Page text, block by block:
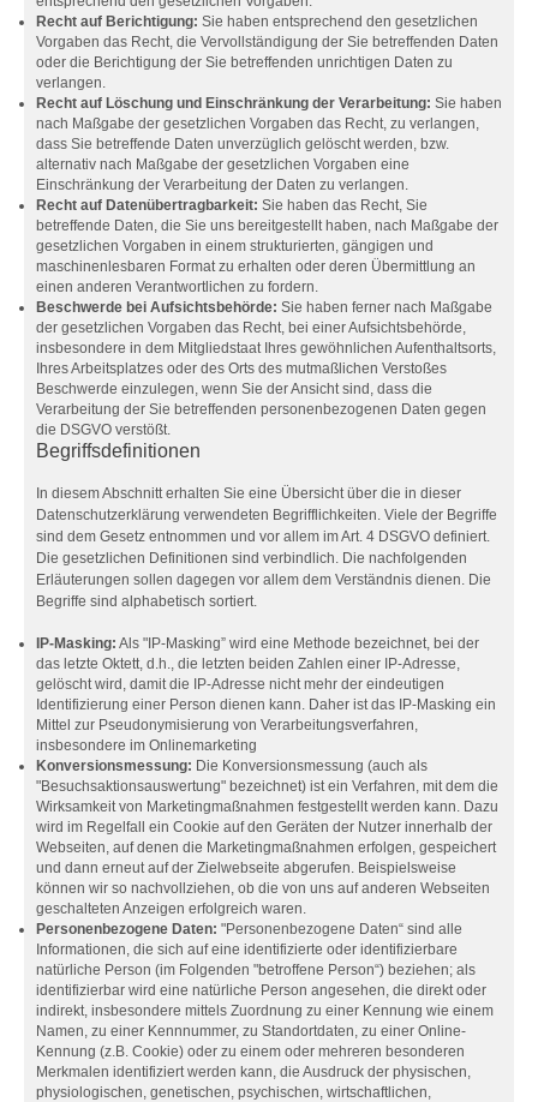
Recht auf Berichtigung: Sie haben entsprechend den gesetzlichen
Vorgaben das Recht, die Vervollständigung der Sie betreffenden Daten
oder die Berichtigung der Sie betreffenden unrichtigen Daten zu
verlangen.
Recht auf Löschung und Einschränkung der Verarbeitung: Sie haben
nach Maßgabe der gesetzlichen Vorgaben das Recht, zu verlangen,
dass Sie betreffende Daten unverzüglich gelöscht werden, bzw.
alternativ nach Maßgabe der gesetzlichen Vorgaben eine
Einschränkung der Verarbeitung der Daten zu verlangen.
Recht auf Datenübertragbarkeit: Sie haben das Recht, Sie
betreffende Daten, die Sie uns bereitgestellt haben, nach Maßgabe der
gesetzlichen Vorgaben in einem strukturierten, gängigen und
maschinenlesbaren Format zu erhalten oder deren Übermittlung an
einen anderen Verantwortlichen zu fordern.
Beschwerde bei Aufsichtsbehörde: Sie haben ferner nach Maßgabe
der gesetzlichen Vorgaben das Recht, bei einer Aufsichtsbehörde,
insbesondere in dem Mitgliedstaat Ihres gewöhnlichen Aufenthaltsorts,
Ihres Arbeitsplatzes oder des Orts des mutmaßlichen Verstoßes
Beschwerde einzulegen, wenn Sie der Ansicht sind, dass die
Verarbeitung der Sie betreffenden personenbezogenen Daten gegen
die DSGVO verstößt.
Begriffsdefinitionen
In diesem Abschnitt erhalten Sie eine Übersicht über die in dieser
Datenschutzerklärung verwendeten Begrifflichkeiten. Viele der Begriffe
sind dem Gesetz entnommen und vor allem im Art. 4 DSGVO definiert.
Die gesetzlichen Definitionen sind verbindlich. Die nachfolgenden
Erläuterungen sollen dagegen vor allem dem Verständnis dienen. Die
Begriffe sind alphabetisch sortiert.
IP-Masking: Als "IP-Masking” wird eine Methode bezeichnet, bei der
das letzte Oktett, d.h., die letzten beiden Zahlen einer IP-Adresse,
gelöscht wird, damit die IP-Adresse nicht mehr der eindeutigen
Identifizierung einer Person dienen kann. Daher ist das IP-Masking ein
Mittel zur Pseudonymisierung von Verarbeitungsverfahren,
insbesondere im Onlinemarketing
Konversionsmessung: Die Konversionsmessung (auch als
"Besuchsaktionsauswertung" bezeichnet) ist ein Verfahren, mit dem die
Wirksamkeit von Marketingmaßnahmen festgestellt werden kann. Dazu
wird im Regelfall ein Cookie auf den Geräten der Nutzer innerhalb der
Webseiten, auf denen die Marketingmaßnahmen erfolgen, gespeichert
und dann erneut auf der Zielwebseite abgerufen. Beispielsweise
können wir so nachvollziehen, ob die von uns auf anderen Webseiten
geschalteten Anzeigen erfolgreich waren.
Personenbezogene Daten: "Personenbezogene Daten“ sind alle
Informationen, die sich auf eine identifizierte oder identifizierbare
natürliche Person (im Folgenden "betroffene Person“) beziehen; als
identifizierbar wird eine natürliche Person angesehen, die direkt oder
indirekt, insbesondere mittels Zuordnung zu einer Kennung wie einem
Namen, zu einer Kennnummer, zu Standortdaten, zu einer Online-
Kennung (z.B. Cookie) oder zu einem oder mehreren besonderen
Merkmalen identifiziert werden kann, die Ausdruck der physischen,
physiologischen, genetischen, psychischen, wirtschaftlichen,